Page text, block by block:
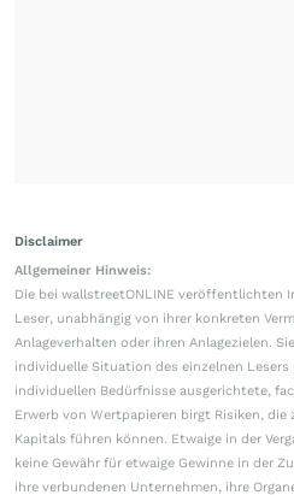
Disclaimer
Allgemeiner Hinweis:
Die bei wallstreetONLINE veröffentlichten
Leser, unabhängig von ihrer konkreten
Anlageverhalten oder ihren Anlagezielen.
individuelle Situation des einzelnen
individuellen Bedürfnisse ausgerichtete,
Erwerb von Wertpapieren birgt Risiken,
Kapitals führen können. Etwaige in der
keine Gewähr für etwaige Gewinne in der
ihre verbundenen Unternehmen, ihre